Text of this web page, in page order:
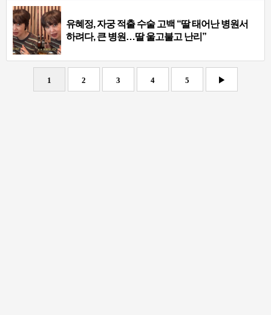
유혜정, 자궁 적출 수술 고백 “딸 태어난 병원서
하려다, 큰 병원…딸 울고불고 난리”
1 2 3 4 5 ▶